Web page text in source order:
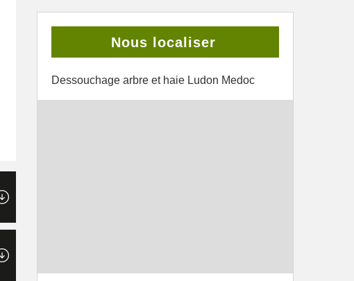
Nous localiser
Dessouchage arbre et haie Ludon Medoc